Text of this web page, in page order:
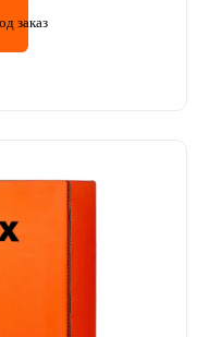
заказ